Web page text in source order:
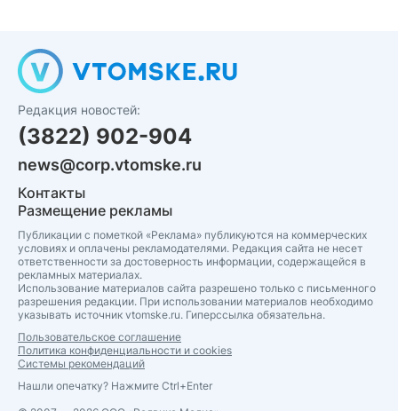
Редакция новостей:
(3822) 902-904
news@corp.vtomske.ru
Контакты
Размещение рекламы
Публикации с пометкой «Реклама» публикуются на коммерческих
условиях и оплачены рекламодателями. Редакция сайта не несет
ответственности за достоверность информации, содержащейся в
рекламных материалах.
Использование материалов сайта разрешено только с письменного
разрешения редакции. При использовании материалов необходимо
указывать источник vtomske.ru. Гиперссылка обязательна.
Пользовательское соглашение
Политика конфиденциальности и cookies
Системы рекомендаций
Нашли опечатку? Нажмите Ctrl+Enter